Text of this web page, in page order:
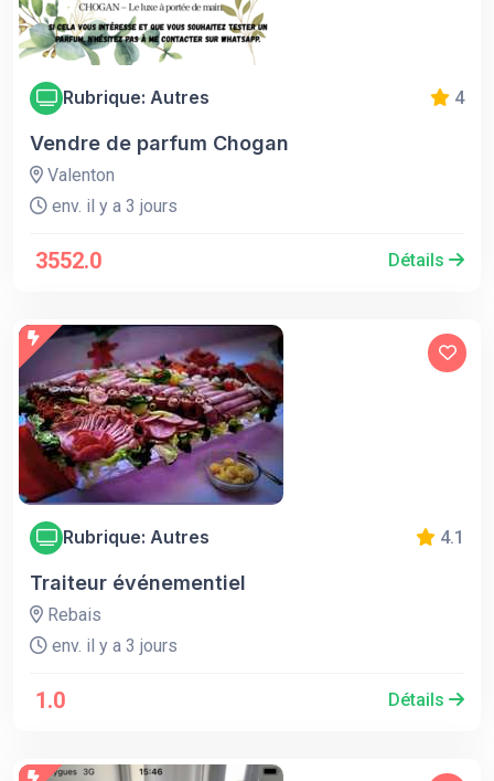
Rubrique: Autres 4
Vendre de parfum Chogan
Valenton
env. il y a 3 jours
3552.0 Détails
Rubrique: Autres 4.1
Traiteur événementiel
Rebais
env. il y a 3 jours
1.0 Détails